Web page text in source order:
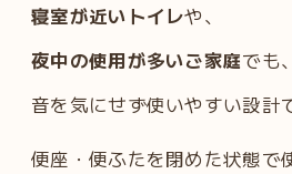
寝室が近いトイレや、
夜中の使用が多いご家庭でも、
音を気にせず使いやすい設計
便座・便ふたを閉めた状態で